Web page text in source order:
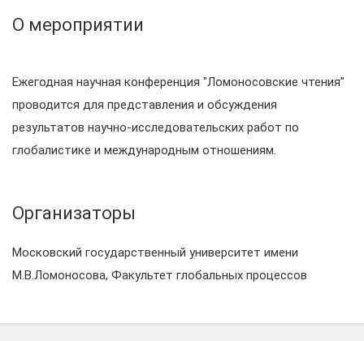
О мероприятии
Ежегодная научная конференция "Ломоносовские чтения"
проводится для представления и обсуждения
результатов научно-исследовательских работ по
глобалистике и международным отношениям.
Организаторы
Московский государственный университет имени
М.В.Ломоносова, Факультет глобальных процессов